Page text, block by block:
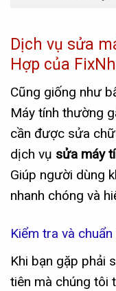
Dịch vụ sửa
Hợp của
Cũng giống như
Máy tính thường
cần được sửa
dịch vụ sửa máy
Giúp người dùng
nhanh chóng và
Kiểm tra và
Khi bạn gặp phải
tiên mà chúng tôi